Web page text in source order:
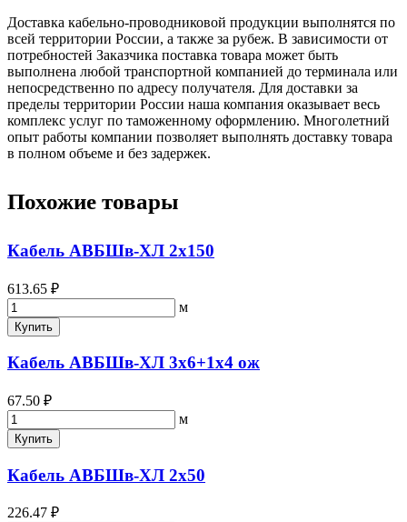
Доставка кабельно-проводниковой продукции выполнятся по
всей территории России, а также за рубеж. В зависимости от
потребностей Заказчика поставка товара может быть
выполнена любой транспортной компанией до терминала или
непосредственно по адресу получателя. Для доставки за
пределы территории России наша компания оказывает весь
комплекс услуг по таможенному оформлению. Многолетний
опыт работы компании позволяет выполнять доставку товара
в полном объеме и без задержек.
Похожие товары
Кабель АВБШв-ХЛ 2х150
613.65 ₽
м
Купить
Кабель АВБШв-ХЛ 3х6+1х4 ож
67.50 ₽
м
Купить
Кабель АВБШв-ХЛ 2х50
226.47 ₽